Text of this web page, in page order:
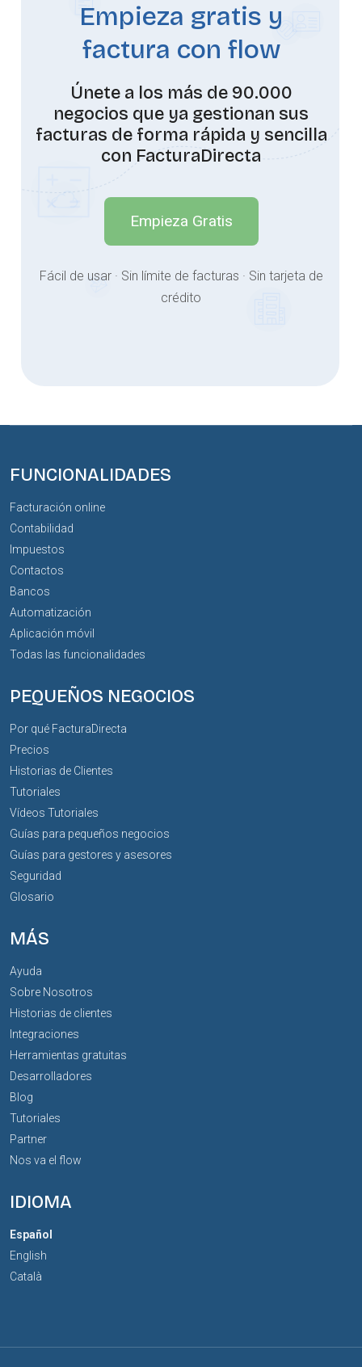
Empieza gratis y
factura con flow
Únete a los más de 90.000
negocios que ya gestionan sus
facturas de forma rápida y sencilla
con FacturaDirecta
Empieza Gratis
Fácil de usar · Sin límite de facturas · Sin tarjeta de
crédito
FUNCIONALIDADES
Facturación online
Contabilidad
Impuestos
Contactos
Bancos
Automatización
Aplicación móvil
Todas las funcionalidades
PEQUEÑOS NEGOCIOS
Por qué FacturaDirecta
Precios
Historias de Clientes
Tutoriales
Vídeos Tutoriales
Guías para pequeños negocios
Guías para gestores y asesores
Seguridad
Glosario
MÁS
Ayuda
Sobre Nosotros
Historias de clientes
Integraciones
Herramientas gratuitas
Desarrolladores
Blog
Tutoriales
Partner
Nos va el flow
IDIOMA
Español
English
Català